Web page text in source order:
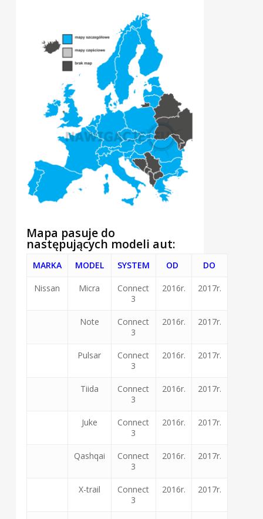
Mapa pasuje do
następujących modeli aut:
MARKA MODEL SYSTEM OD DO
Nissan Micra
Connect
3
2016r. 2017r.
Note
Connect
3
2016r. 2017r.
Pulsar
Connect
3
2016r. 2017r.
Tiida
Connect
3
2016r. 2017r.
Juke
Connect
3
2016r. 2017r.
Qashqai
Connect
3
2016r. 2017r.
X-trail
Connect
3
2016r. 2017r.